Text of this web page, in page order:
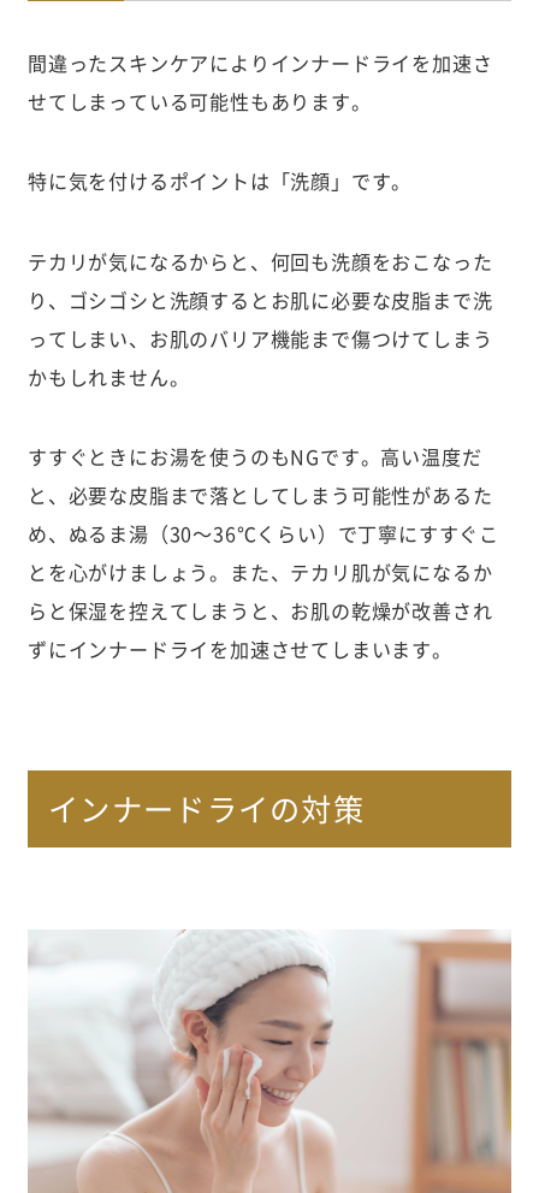
間違ったスキンケアによりインナードライを加速さ
せてしまっている可能性もあります。
特に気を付けるポイントは「洗顔」です。
テカリが気になるからと、何回も洗顔をおこなった
り、ゴシゴシと洗顔するとお肌に必要な皮脂まで洗
ってしまい、お肌のバリア機能まで傷つけてしまう
かもしれません。
すすぐときにお湯を使うのもNGです。高い温度だ
と、必要な皮脂まで落としてしまう可能性があるた
め、ぬるま湯（30〜36℃くらい）で丁寧にすすぐこ
とを心がけましょう。また、テカリ肌が気になるか
らと保湿を控えてしまうと、お肌の乾燥が改善され
ずにインナードライを加速させてしまいます。
インナードライの対策